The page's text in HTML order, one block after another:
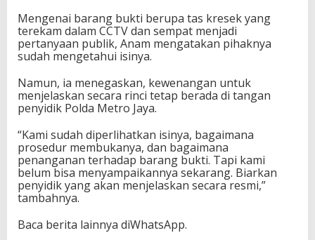
Mengenai barang bukti berupa tas kresek yang
terekam dalam CCTV dan sempat menjadi
pertanyaan publik, Anam mengatakan pihaknya
sudah mengetahui isinya.
Namun, ia menegaskan, kewenangan untuk
menjelaskan secara rinci tetap berada di tangan
penyidik Polda Metro Jaya.
“Kami sudah diperlihatkan isinya, bagaimana
prosedur membukanya, dan bagaimana
penanganan terhadap barang bukti. Tapi kami
belum bisa menyampaikannya sekarang. Biarkan
penyidik yang akan menjelaskan secara resmi,”
tambahnya.
Baca berita lainnya diWhatsApp.